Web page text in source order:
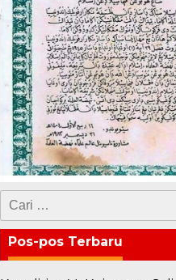
Cari
untuk:
Pos-pos Terbaru